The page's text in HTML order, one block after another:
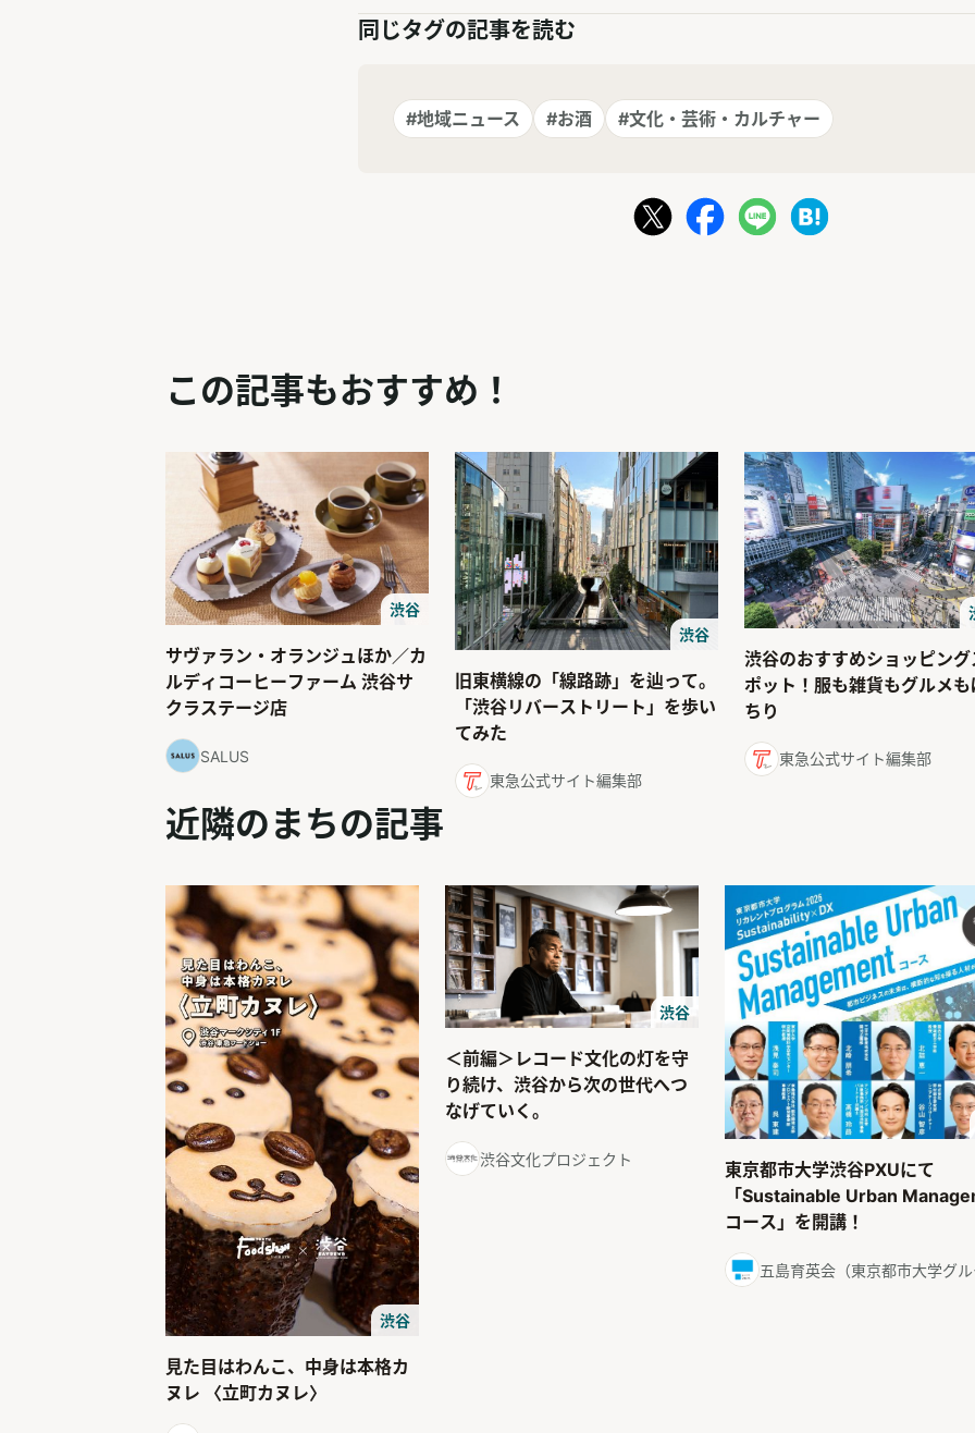
同じタグの記事を読む
#地域ニュース #お酒 #文化・芸術・カルチャー
この記事もおすすめ！
渋谷
サヴァラン・オランジュほか／カ
ルディコーヒーファーム 渋谷サ
クラステージ店
SALUS
渋谷
旧東横線の「線路跡」を辿って。
「渋谷リバーストリート」を歩い
てみた
東急公式サイト編集部
渋谷のおすすめショッピング
ポット！服も雑貨もグルメも
ちり
東急公式サイト編集部
近隣のまちの記事
渋谷
見た目はわんこ、中身は本格カ
ヌレ 〈立町カヌレ〉
渋谷
＜前編＞レコード文化の灯を守
り続け、渋谷から次の世代へつ
なげていく。
渋谷文化プロジェクト
東京都市大学渋谷PXUにて
「Sustainable Urban
コース」を開講！
五島育英会（東京都市大学グ